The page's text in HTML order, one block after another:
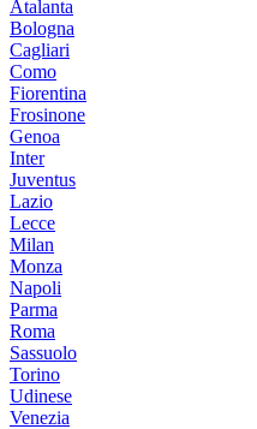
Atalanta
Bologna
Cagliari
Como
Fiorentina
Frosinone
Genoa
Inter
Juventus
Lazio
Lecce
Milan
Monza
Napoli
Parma
Roma
Sassuolo
Torino
Udinese
Venezia